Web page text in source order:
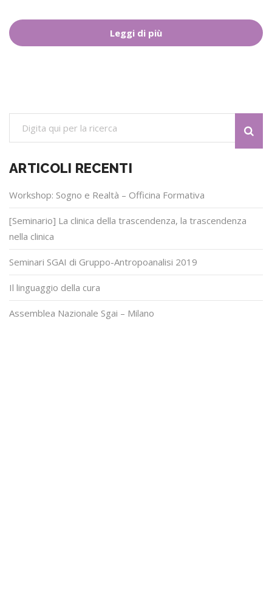
Leggi di più
ARTICOLI RECENTI
Workshop: Sogno e Realtà – Officina Formativa
[Seminario] La clinica della trascendenza, la trascendenza
nella clinica
Seminari SGAI di Gruppo-Antropoanalisi 2019
Il linguaggio della cura
Assemblea Nazionale Sgai – Milano